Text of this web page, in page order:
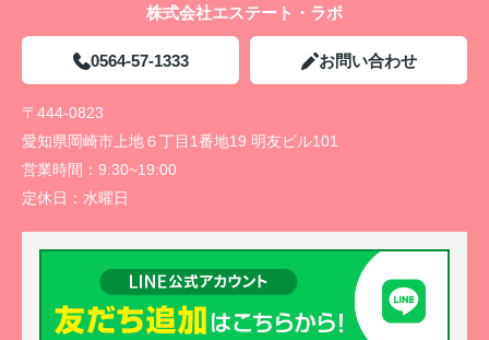
株式会社エステート・ラボ
0564-57-1333 お問い合わせ
〒444-0823
愛知県岡崎市上地６丁目1番地19 明友ビル101
営業時間： 9:30~19:00
定休日： 水曜日